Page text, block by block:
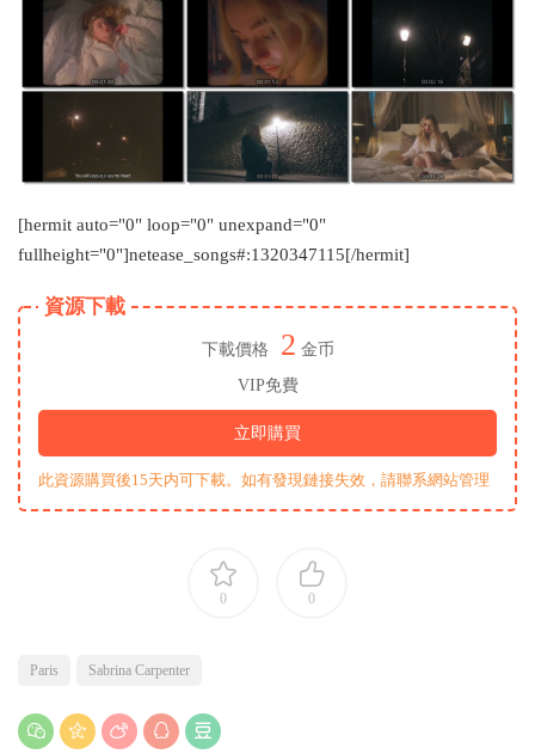
[hermit auto="0" loop="0" unexpand="0"
fullheight="0"]netease_songs#:1320347115[/hermit]
資源下載
下載價格 2 金币
VIP免費
立即購買
此資源購買後15天内可下載。如有發現鏈接失效，請聯系網站管理
0 0
Paris Sabrina Carpenter